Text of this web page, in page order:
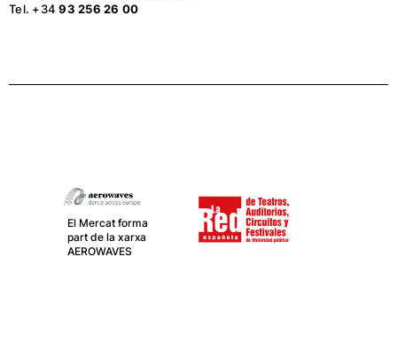
Tel. +3493 256 26 00
El Mercat forma
part de la xarxa
AEROWAVES